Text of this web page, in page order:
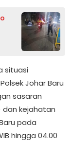
situasi
Johar Baru
sasaran
kejahatan
pada
hingga 04.00